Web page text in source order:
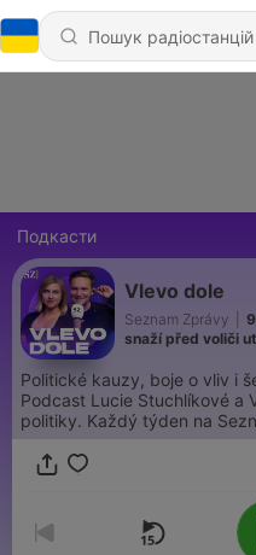
Подкасти
Vlevo dole
Seznam Zprávy
snaží před voliči
Politické kauzy, boje o vliv i
Podcast Lucie Stuchlíkové a
politiky. Každý týden na